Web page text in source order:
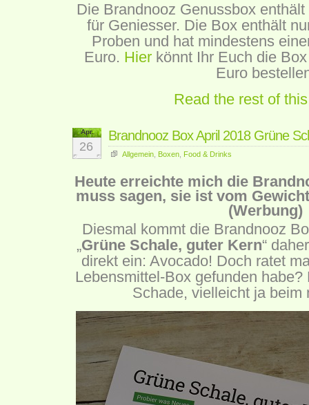
Die Brandnooz Genussbox
für Geniesser. Die Box enthält
Proben und hat mindestens
Euro. Hierkönnt Ihr Euch die
Euro
Read the rest of
Apr.
26
Brandnooz Box April 2018 Grüne
Allgemein Boxen Food & Drinks
Heute erreichte mich die
muss sagen, sie ist vom
(Werbung)
Diesmal kommt die Brandnooz
„Grüne Schale, guter Kern“
direkt ein: Avocado! Doch ratet
Lebensmittel-Box gefunden
Schade, vielleicht ja beim